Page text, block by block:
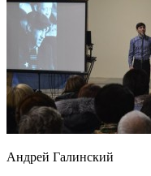
Андрей Галинский